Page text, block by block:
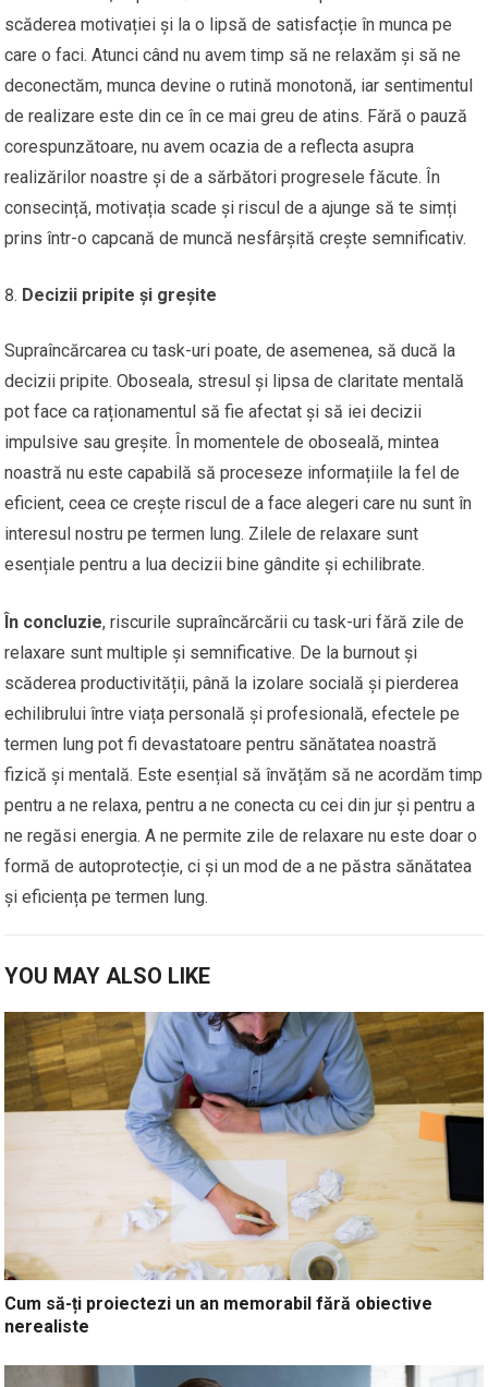
scăderea motivației și la o lipsă de satisfacție în munca pe
care o faci. Atunci când nu avem timp să ne relaxăm și să ne
deconectăm, munca devine o rutină monotonă, iar sentimentul
de realizare este din ce în ce mai greu de atins. Fără o pauză
corespunzătoare, nu avem ocazia de a reflecta asupra
realizărilor noastre și de a sărbători progresele făcute. În
consecință, motivația scade și riscul de a ajunge să te simți
prins într-o capcană de muncă nesfârșită crește semnificativ.
Decizii pripite și greșite
Supraîncărcarea cu task-uri poate, de asemenea, să ducă la
decizii pripite. Oboseala, stresul și lipsa de claritate mentală
pot face ca raționamentul să fie afectat și să iei decizii
impulsive sau greșite. În momentele de oboseală, mintea
noastră nu este capabilă să proceseze informațiile la fel de
eficient, ceea ce crește riscul de a face alegeri care nu sunt în
interesul nostru pe termen lung. Zilele de relaxare sunt
esențiale pentru a lua decizii bine gândite și echilibrate.
În concluzie, riscurile supraîncărcării cu task-uri fără zile de
relaxare sunt multiple și semnificative. De la burnout și
scăderea productivității, până la izolare socială și pierderea
echilibrului între viața personală și profesională, efectele pe
termen lung pot fi devastatoare pentru sănătatea noastră
fizică și mentală. Este esențial să învățăm să ne acordăm timp
pentru a ne relaxa, pentru a ne conecta cu cei din jur și pentru a
ne regăsi energia. A ne permite zile de relaxare nu este doar o
formă de autoprotecție, ci și un mod de a ne păstra sănătatea
și eficiența pe termen lung.
YOU MAY ALSO LIKE
Cum să-ți proiectezi un an memorabil fără obiective
nerealiste